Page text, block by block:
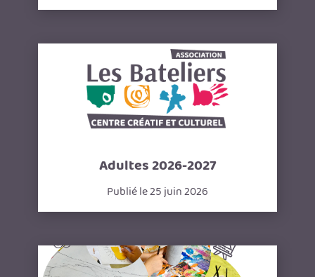
Adultes 2026-2027
Publié le 25 juin 2026